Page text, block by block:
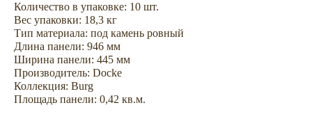
Количество в упаковке: 10 шт.
Вес упаковки: 18,3 кг
Тип материала: под камень ровный
Длина панели: 946 мм
Ширина панели: 445 мм
Производитель: Docke
Коллекция: Burg
Площадь панели: 0,42 кв.м.